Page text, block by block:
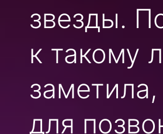
звезды.
к такому
для